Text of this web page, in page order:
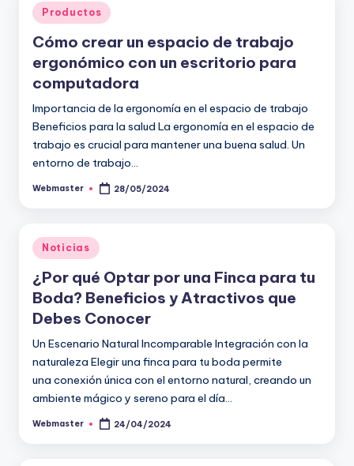
Publicado
en
Productos
Cómo crear un espacio de trabajo
ergonómico con un escritorio para
computadora
Importancia de la ergonomía en el espacio de trabajo
Beneficios para la salud La ergonomía en el espacio de
trabajo es crucial para mantener una buena salud. Un
entorno de trabajo…
Publicado
Webmaster 28/05/2024
Publicado
en
Noticias
¿Por qué Optar por una Finca para tu
Boda? Beneficios y Atractivos que
Debes Conocer
Un Escenario Natural Incomparable Integración con la
naturaleza Elegir una finca para tu boda permite
una conexión única con el entorno natural, creando un
ambiente mágico y sereno para el día…
Publicado
Webmaster 24/04/2024